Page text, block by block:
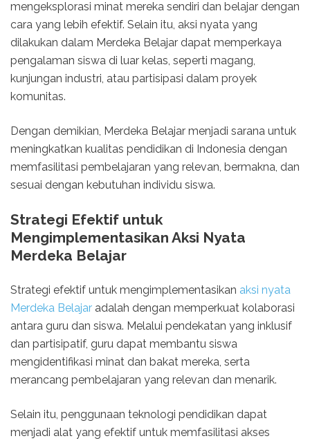
mengeksplorasi minat mereka sendiri dan belajar dengan
cara yang lebih efektif. Selain itu, aksi nyata yang
dilakukan dalam Merdeka Belajar dapat memperkaya
pengalaman siswa di luar kelas, seperti magang,
kunjungan industri, atau partisipasi dalam proyek
komunitas.
Dengan demikian, Merdeka Belajar menjadi sarana untuk
meningkatkan kualitas pendidikan di Indonesia dengan
memfasilitasi pembelajaran yang relevan, bermakna, dan
sesuai dengan kebutuhan individu siswa.
Strategi Efektif untuk
Mengimplementasikan Aksi Nyata
Merdeka Belajar
Strategi efektif untuk mengimplementasikan aksi nyata
Merdeka Belajar adalah dengan memperkuat kolaborasi
antara guru dan siswa. Melalui pendekatan yang inklusif
dan partisipatif, guru dapat membantu siswa
mengidentifikasi minat dan bakat mereka, serta
merancang pembelajaran yang relevan dan menarik.
Selain itu, penggunaan teknologi pendidikan dapat
menjadi alat yang efektif untuk memfasilitasi akses